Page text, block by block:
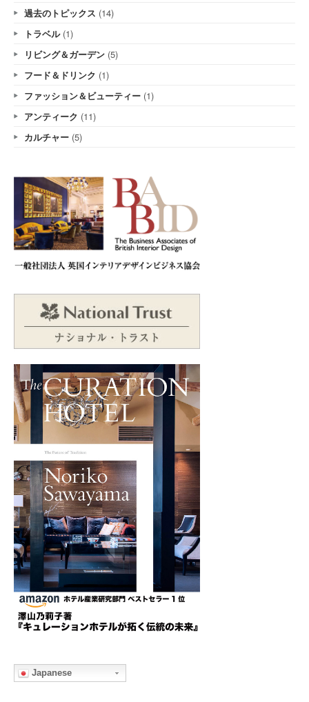
過去のトピックス (14)
トラベル(1)
リビング＆ガーデン (5)
フード＆ドリンク (1)
ファッション＆ビューティー (1)
アンティーク (11)
カルチャー (5)
Japanese